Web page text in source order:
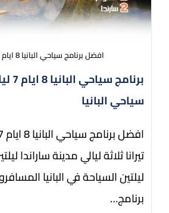
افضل برنامج سياحي البانيا 8 ايام 7 ليالي - 7
سياحي البانيا
تيرانا ثلاثة ليالي مدينة ساراندا
ليلتين السياحة في البانيا
برنامج…